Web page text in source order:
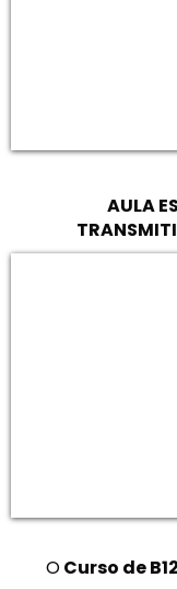
AULA
OCurso de B12